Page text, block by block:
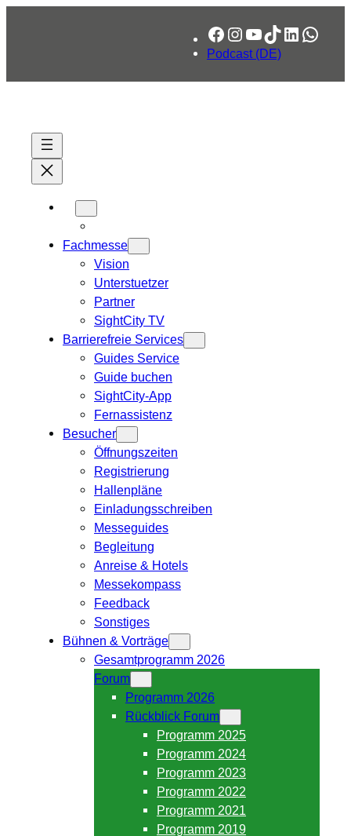
Facebook
Instagram
YouTube
TikTok
LinkedIn
Podcast (DE)
Fachmesse
Vision
Unterstuetzer
Partner
SightCity TV
Barrierefreie Services
Guides Service
Guide buchen
SightCity-App
Fernassistenz
Besucher
Öffnungszeiten
Registrierung
Hallenpläne
Einladungsschreiben
Messeguides
Begleitung
Anreise & Hotels
Messekompass
Feedback
Sonstiges
Bühnen & Vorträge
Gesamtprogramm 2026
Forum
Programm 2026
Rückblick Forum
Programm 2025
Programm 2024
Programm 2023
Programm 2022
Programm 2021
Programm 2019